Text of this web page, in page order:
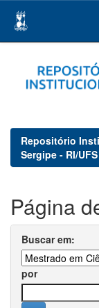
navigation
Repositório
Sergipe - RI/UFS
Página
Buscar em:
por